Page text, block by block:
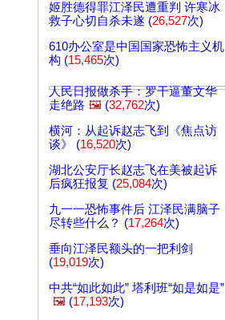
姬胜德得罪江泽民遭重判 许寒冰
救子心切自杀未遂 (26,527次)
610办公室是中国国家恐怖主义机
构 (15,465次)
人民日报做杀手：罗干逼董文华
走绝路 🖼️ (32,762次)
横河：从起诉赵志飞到《焦点访
谈》 (16,520次)
湖北公安厅长赵志飞在美被起诉
后疯狂报复 (25,084次)
九一一恐怖事件后 江泽民满脑子
尽转些什么？ (17,264次)
垂向江泽民额头的一把利剑
(19,019次)
中共“如此如此” 塔利班“如是如是”
🖼️ (17,193次)